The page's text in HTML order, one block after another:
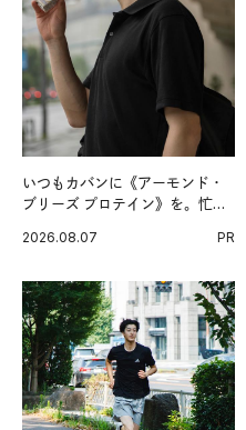
いつもカバンに《アーモンド・
ブリーズ プロテイン》を。忙し
グ習慣。
2026.08.07 PR